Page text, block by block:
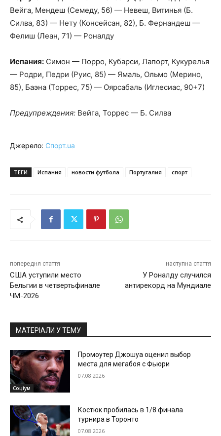
Вейга, Мендеш (Семеду, 56) — Невеш, Витинья (Б.
Силва, 83) — Нету (Консейсан, 82), Б. Фернандеш —
Фелиш (Леан, 71) — Роналду
Испания: Симон — Порро, Кубарси, Лапорт, Кукурелья
— Родри, Педри (Руис, 85) — Ямаль, Ольмо (Мерино,
85), Баэна (Торрес, 75) — Оярсабаль (Иглесиас, 90+7)
Предупреждения: Вейга, Торрес — Б. Силва
Джерело: Спорт.ua
ТЕГИ Испания новости футбола Португалия спорт
попередня стаття
США уступили место
Бельгии в четвертьфинале
ЧМ-2026
наступна стаття
У Роналду случился
антирекорд на Мундиале
МАТЕРІАЛИ У ТЕМУ
Соціум
Промоутер Джошуа оценил выбор
места для мегабоя с Фьюри
07.08.2026
Костюк пробилась в 1/8 финала
турнира в Торонто
07.08.2026